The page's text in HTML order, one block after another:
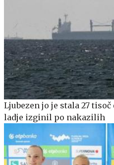
Ljubezen jo je stala 27
ladje izginil po nakazilih